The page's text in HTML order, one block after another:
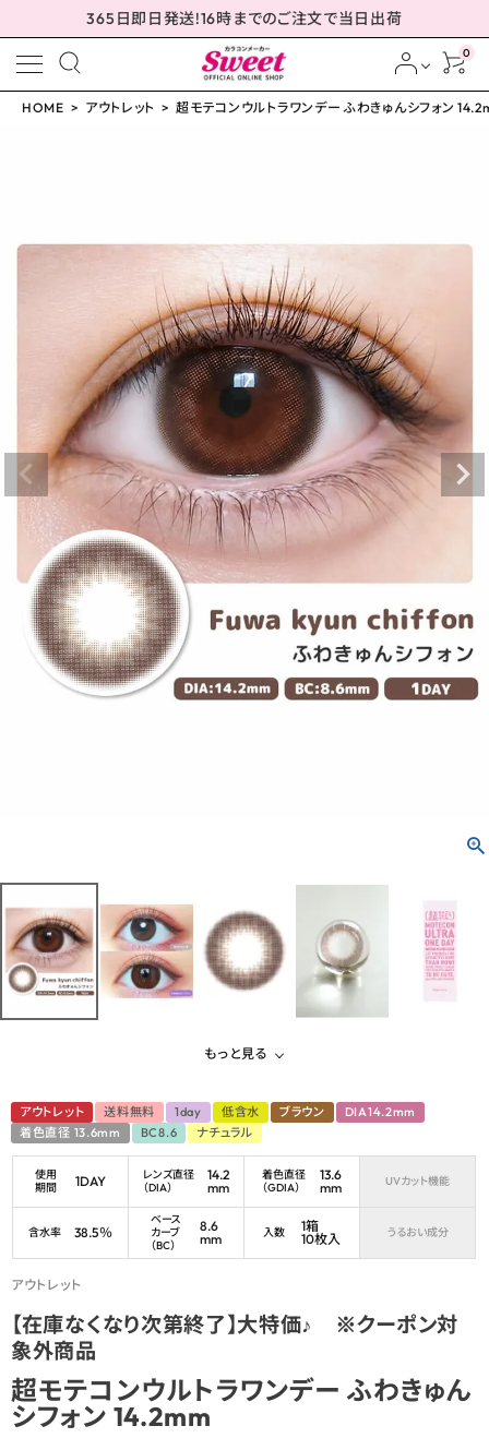
365日即日発送!16時までのご注文で当日出荷
0
meeting_room ログイン person 会員登録
お支払い方法について
お買い物ガイド
お問い合わせ
よくあるご質問
ブログページ
HOME アウトレット 超モテコンウルトラワンデー ふわきゅんシフォン
もっと見る
アウトレット 送料無料 1day 低含水 ブラウン
DIA14.2mm
着色直径 13.6mm
BC8.6 ナチュラル
使用
期間
1DAY
レンズ直径
（DIA）
14.2
mm
着色直径
（GDIA）
13.6
mm
UVカット機能
含水率 38.5％
ベース
カーブ
（BC）
8.6
mm
入数
1箱
10枚入
うるおい成分
アウトレット
【在庫なくなり次第終了】大特価♪ ※クーポン対
象外商品
超モテコンウルトラワンデー ふわきゅん
シフォン 14.2mm